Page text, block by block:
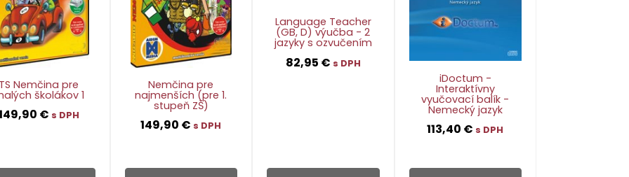
TS Nemčina pre
školákov 1
€ s DPH
Nemčina pre
najmenších (pre 1.
stupeň ZŠ)
149,90 € s DPH
Language Teacher
(GB, D) výučba - 2
jazyky s ozvučením
82,95 € s DPH
iDoctum -
Interaktívny
vyučovací balík -
Nemecký jazyk
113,40 € s DPH